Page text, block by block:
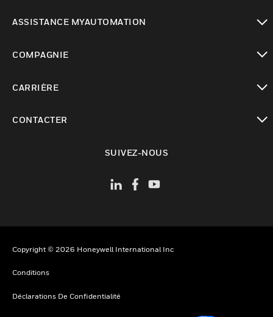
ASSISTANCE MYAUTOMATION
COMPAGNIE
CARRIÈRE
CONTACTER
SUIVEZ-NOUS
Copyright © 2026 Honeywell International Inc
Conditions
Déclarations De Confidentialité